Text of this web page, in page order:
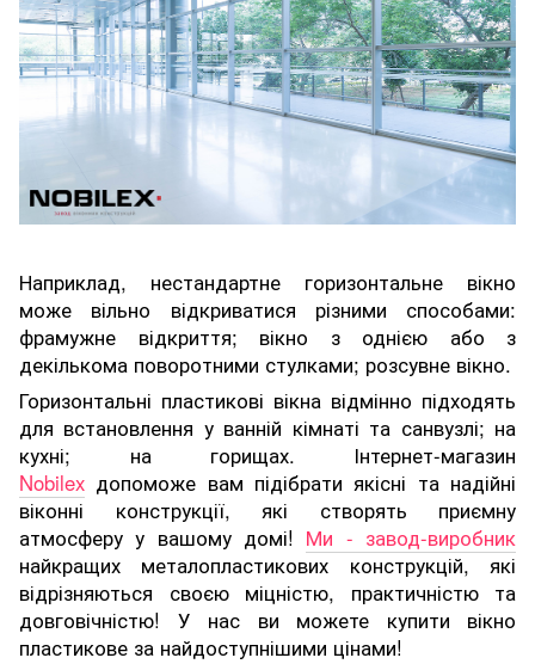
Наприклад, нестандартне горизонтальне вікно
може вільно відкриватися різними способами:
фрамужне відкриття; вікно з однією або з
декількома поворотними стулками; розсувне вікно.
Горизонтальні пластикові вікна відмінно підходять
для встановлення у ванній кімнаті та санвузлі; на
кухні; на горищах. Інтернет-магазин
Nobilex допоможе вам підібрати якісні та надійні
віконні конструкції, які створять приємну
атмосферу у вашому домі! Ми - завод-виробник
найкращих металопластикових конструкцій, які
відрізняються своєю міцністю, практичністю та
довговічністю! У нас ви можете купити вікно
пластикове за найдоступнішими цінами!